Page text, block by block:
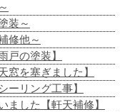
装～
修他～
戸の塗装】
窓を塞ぎました】
ーリング工事】
ました【軒天補修】